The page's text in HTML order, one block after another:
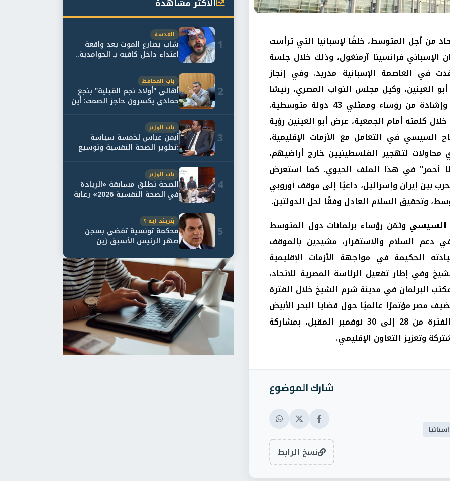
من أجل المتوسط، خلفًا لإسبانيا التي ترأست
الإسباني فرانسينا آرمنغول، وذلك خلال جلسة
في العاصمة الإسبانية مدريد. وفي إنجاز
العينين، وكيل مجلس النواب المصري، رئيسًا
للبرلمان بالإجماع، وسط تصفيق حار وإشادة من رؤساء وممثلي 43 دولة متوسطية.
كلمته أمام الجمعية، عرض أبو العينين رؤية
السيسي في التعامل مع الأزمات الإقليمية،
لتهجير الفلسطينيين خارج أراضيهم،
أحمر" في هذا الملف الحيوي. كما استعرض
بين إيران وإسرائيل، داعيًا إلى موقف أوروبي
وتحقيق السلام العادل وفقًا لحل الدولتين.
السيسي وثمّن رؤساء برلمانات دول المتوسط
دعم السلام والاستقرار، مشيدين بالموقف
الحكيمة في مواجهة الأزمات الإقليمية
وفي إطار تفعيل الرئاسة المصرية للاتحاد،
البرلمان في مدينة شرم الشيخ خلال الفترة
2025. كما تستضيف مصر مؤتمرًا عالميًا حول قضايا البحر الأبيض
المتوسط (اقتصاديًا وسياسيًا) في الفترة من 28 إلى 30 نوفمبر المقبل، بمشاركة
وتعزيز التعاون الإقليمي.
شارك الموضوع
نسخ الرابط
1
العدسة
شاب يصارع الموت بعد واقعة
اعتداء داخل كافيه بـ الحوامدية..
وأسرته...
2
باب المحافظ
أهالي "أولاد نجم القبلية" بنجع
حمادي يكسرون حاجز الصمت: أين
حقيقة...
3
باب الوزير
أيمن عباس لخمسة سياسة
:تطوير الصحة النفسية وتوسيع
خدمات العلاج و...
4
باب الوزير
الصحة تطلق مسابقة «الريادة
في الصحة النفسية 2026» رعاية
نفسية اف...
5
بتريند ايه ؟
محكمة تونسية تقضي بسجن
صهر الرئيس الأسبق زين
العابدين بن علي لمدة...